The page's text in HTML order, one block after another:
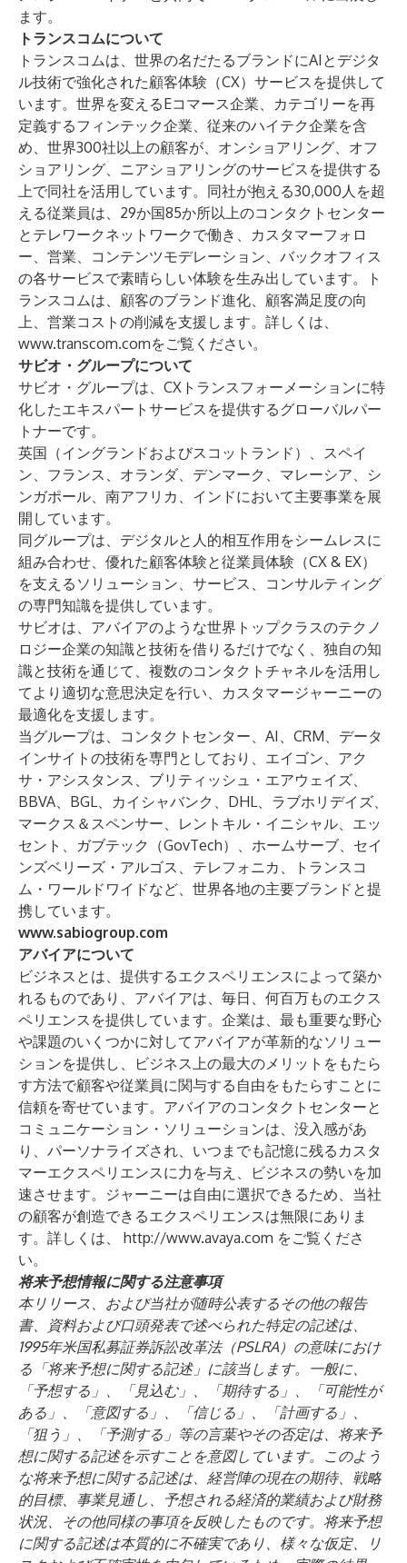
ます。
トランスコムについて
トランスコムは、世界の名だたるブランドにAIとデジタ
ル技術で強化された顧客体験（CX）サービスを提供して
います。世界を変えるEコマース企業、カテゴリーを再
定義するフィンテック企業、従来のハイテク企業を含
め、世界300社以上の顧客が、オンショアリング、オフ
ショアリング、ニアショアリングのサービスを提供する
上で同社を活用しています。同社が抱える30,000人を超
える従業員は、29か国85か所以上のコンタクトセンター
とテレワークネットワークで働き、カスタマーフォロ
ー、営業、コンテンツモデレーション、バックオフィス
の各サービスで素晴らしい体験を生み出しています。ト
ランスコムは、顧客のブランド進化、顧客満足度の向
上、営業コストの削減を支援します。詳しくは、
www.transcom.comをご覧ください。
サビオ・グループについて
サビオ・グループは、CXトランスフォーメーションに特
化したエキスパートサービスを提供するグローバルパー
トナーです。
英国（イングランドおよびスコットランド）、スペイ
ン、フランス、オランダ、デンマーク、マレーシア、シ
ンガポール、南アフリカ、インドにおいて主要事業を展
開しています。
同グループは、デジタルと人的相互作用をシームレスに
組み合わせ、優れた顧客体験と従業員体験（CX & EX）
を支えるソリューション、サービス、コンサルティング
の専門知識を提供しています。
サビオは、アバイアのような世界トップクラスのテクノ
ロジー企業の知識と技術を借りるだけでなく、独自の知
識と技術を通じて、複数のコンタクトチャネルを活用し
てより適切な意思決定を行い、カスタマージャーニーの
最適化を支援します。
当グループは、コンタクトセンター、AI、CRM、データ
インサイトの技術を専門としており、エイゴン、アク
サ・アシスタンス、ブリティッシュ・エアウェイズ、
BBVA、BGL、カイシャバンク、DHL、ラブホリデイズ、
マークス＆スペンサー、レントキル・イニシャル、エッ
セント、ガブテック（GovTech）、ホームサーブ、セイ
ンズベリーズ・アルゴス、テレフォニカ、トランスコ
ム・ワールドワイドなど、世界各地の主要ブランドと提
携しています。
www.sabiogroup.com
アバイアについて
ビジネスとは、提供するエクスペリエンスによって築か
れるものであり、アバイアは、毎日、何百万ものエクス
ペリエンスを提供しています。企業は、最も重要な野心
や課題のいくつかに対してアバイアが革新的なソリュー
ションを提供し、ビジネス上の最大のメリットをもたら
す方法で顧客や従業員に関与する自由をもたらすことに
信頼を寄せています。アバイアのコンタクトセンターと
コミュニケーション・ソリューションは、没入感があ
り、パーソナライズされ、いつまでも記憶に残るカスタ
マーエクスペリエンスに力を与え、ビジネスの勢いを加
速させます。ジャーニーは自由に選択できるため、当社
の顧客が創造できるエクスペリエンスは無限にありま
す。詳しくは、 http://www.avaya.com をご覧くださ
い。
将来予想情報に関する注意事項
本リリース、および当社が随時公表するその他の報告
書、資料および口頭発表で述べられた特定の記述は、
1995年米国私募証券訴訟改革法（PSLRA）の意味におけ
る「将来予想に関する記述」に該当します。一般に、
「予想する」、「見込む」、「期待する」、「可能性が
ある」、「意図する」、「信じる」、「計画する」、
「狙う」、「予測する」等の言葉やその否定は、将来予
想に関する記述を示すことを意図しています。このよう
な将来予想に関する記述は、経営陣の現在の期待、戦略
的目標、事業見通し、予想される経済的業績および財務
状況、その他同様の事項を反映したものです。将来予想
に関する記述は本質的に不確実であり、様々な仮定、リ